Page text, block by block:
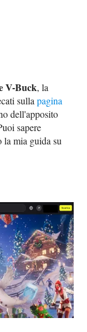
V-Buck, la
sullapagina
dell'apposito
sapere
la mia guida su